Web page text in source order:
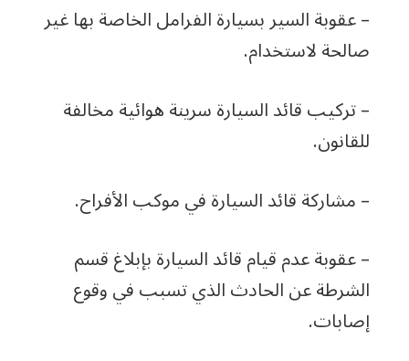
– عقوبة السير بسيارة الفرامل الخاصة بها غير
صالحة لاستخدام.
– تركيب قائد السيارة سرينة هوائية مخالفة
للقانون.
– مشاركة قائد السيارة في موكب الأفراح.
– عقوبة عدم قيام قائد السيارة بإبلاغ قسم
الشرطة عن الحادث الذي تسبب في وقوع
إصابات.